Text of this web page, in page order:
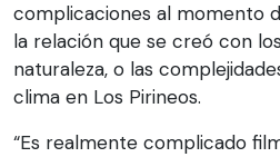
complicaciones al momento
la relación que se creó con
naturaleza, o las
clima en Los Pirineos.
“Es realmente complicado